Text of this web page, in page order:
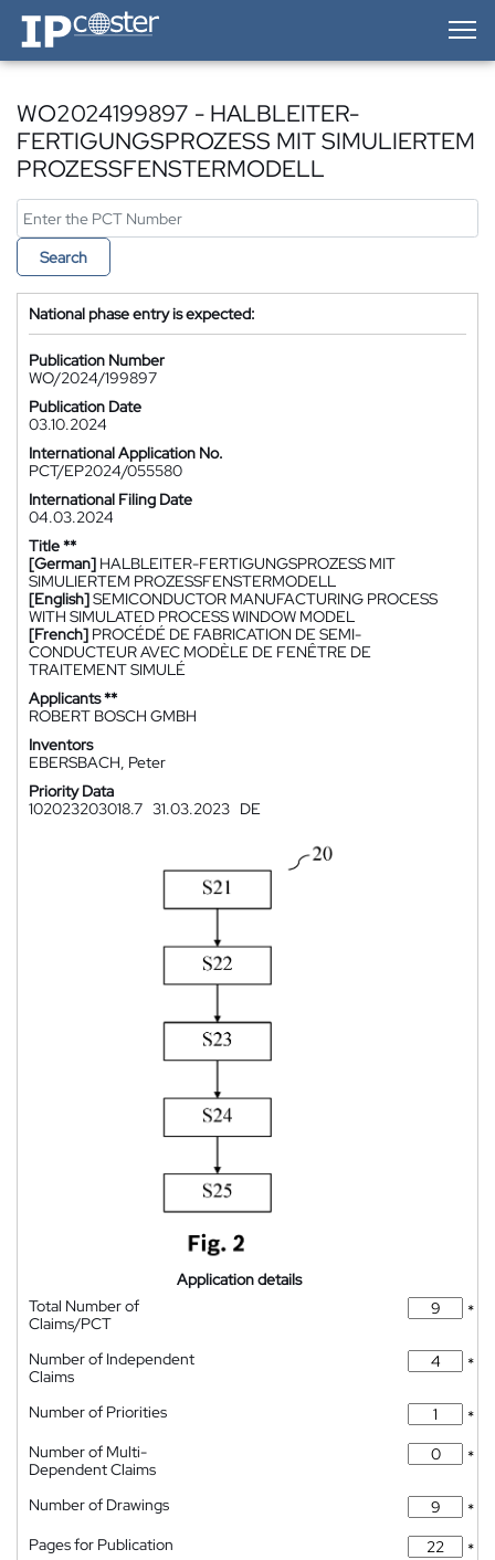
IP-Coster — Home
WO2024199897 - HALBLEITER-
FERTIGUNGSPROZESS MIT SIMULIERTEM
PROZESSFENSTERMODELL
Search
National phase entry is expected:
Publication Number
WO/2024/199897
Publication Date
03.10.2024
International Application No.
PCT/EP2024/055580
International Filing Date
04.03.2024
Title **
[German] HALBLEITER-FERTIGUNGSPROZESS MIT
SIMULIERTEM PROZESSFENSTERMODELL
[English]SEMICONDUCTOR MANUFACTURING PROCESS
WITH SIMULATED PROCESS WINDOW MODEL
[French] PROCÉDÉ DE FABRICATION DE SEMI-
CONDUCTEUR AVEC MODÈLE DE FENÊTRE DE
TRAITEMENT SIMULÉ
Applicants **
ROBERT BOSCH GMBH
Inventors
EBERSBACH, Peter
Priority Data
102023203018.7 31.03.2023 DE
Application details
Total Number of
Claims/PCT
*
Number of Independent
Claims
*
Number of Priorities
*
Number of Multi-
Dependent Claims
*
Number of Drawings
*
Pages for Publication
*